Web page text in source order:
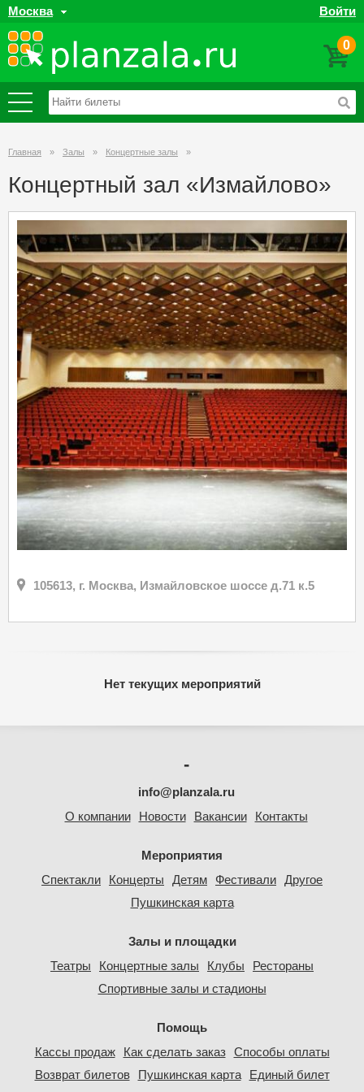
Москва Войти
0
Главная » Залы » Концертные залы »
Концертный зал «Измайлово»
105613, г. Москва, Измайловское шоссе д.71 к.5
Нет текущих мероприятий
Мероприятия
Спектакли
Концерты Детям Фестивали Другое
Пушкинская карта
Залы и площадки
Театры
Концертные залы Клубы
Рестораны
Спортивные залы и стадионы
Помощь
Кассы продаж
Как сделать заказ
Способы оплаты
Возврат билетов
Пушкинская карта
Единый билет
-
info@planzala.ru
О компании
Новости Вакансии Контакты